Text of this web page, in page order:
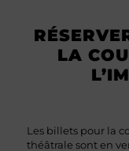
LA
Les billets pour la
théâtrale sont en